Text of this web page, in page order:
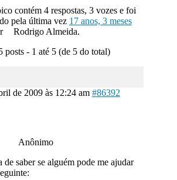
contém 4 respostas, 3 vozes e foi
pela última vez 17 anos, 3 meses
Rodrigo Almeida.
posts - 1 até 5 (de 5 do total)
de 2009 às 12:24 am #86392
Anônimo
de saber se alguém pode me ajudar